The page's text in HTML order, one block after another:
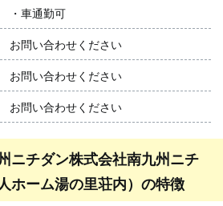
・車通勤可
お問い合わせください
お問い合わせください
お問い合わせください
ニチダン株式会社南九州ニチ
ホーム湯の里荘内）の特徴